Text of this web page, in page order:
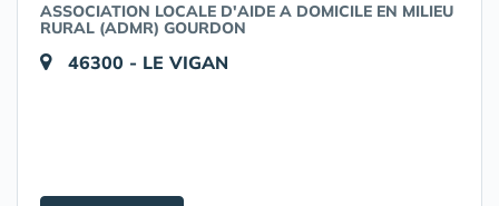
ASSOCIATION LOCALE D'AIDE A DOMICILE EN MILIEU
RURAL (ADMR) GOURDON
46300 - LE VIGAN